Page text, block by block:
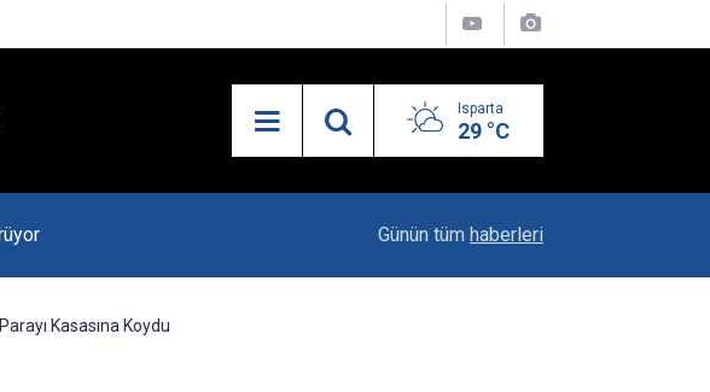
Isparta
29 °C
Isparta'nın Yatırım Dosyası Devletin Zirvesinde
Günün tüm haberleri
Kasasına Koydu